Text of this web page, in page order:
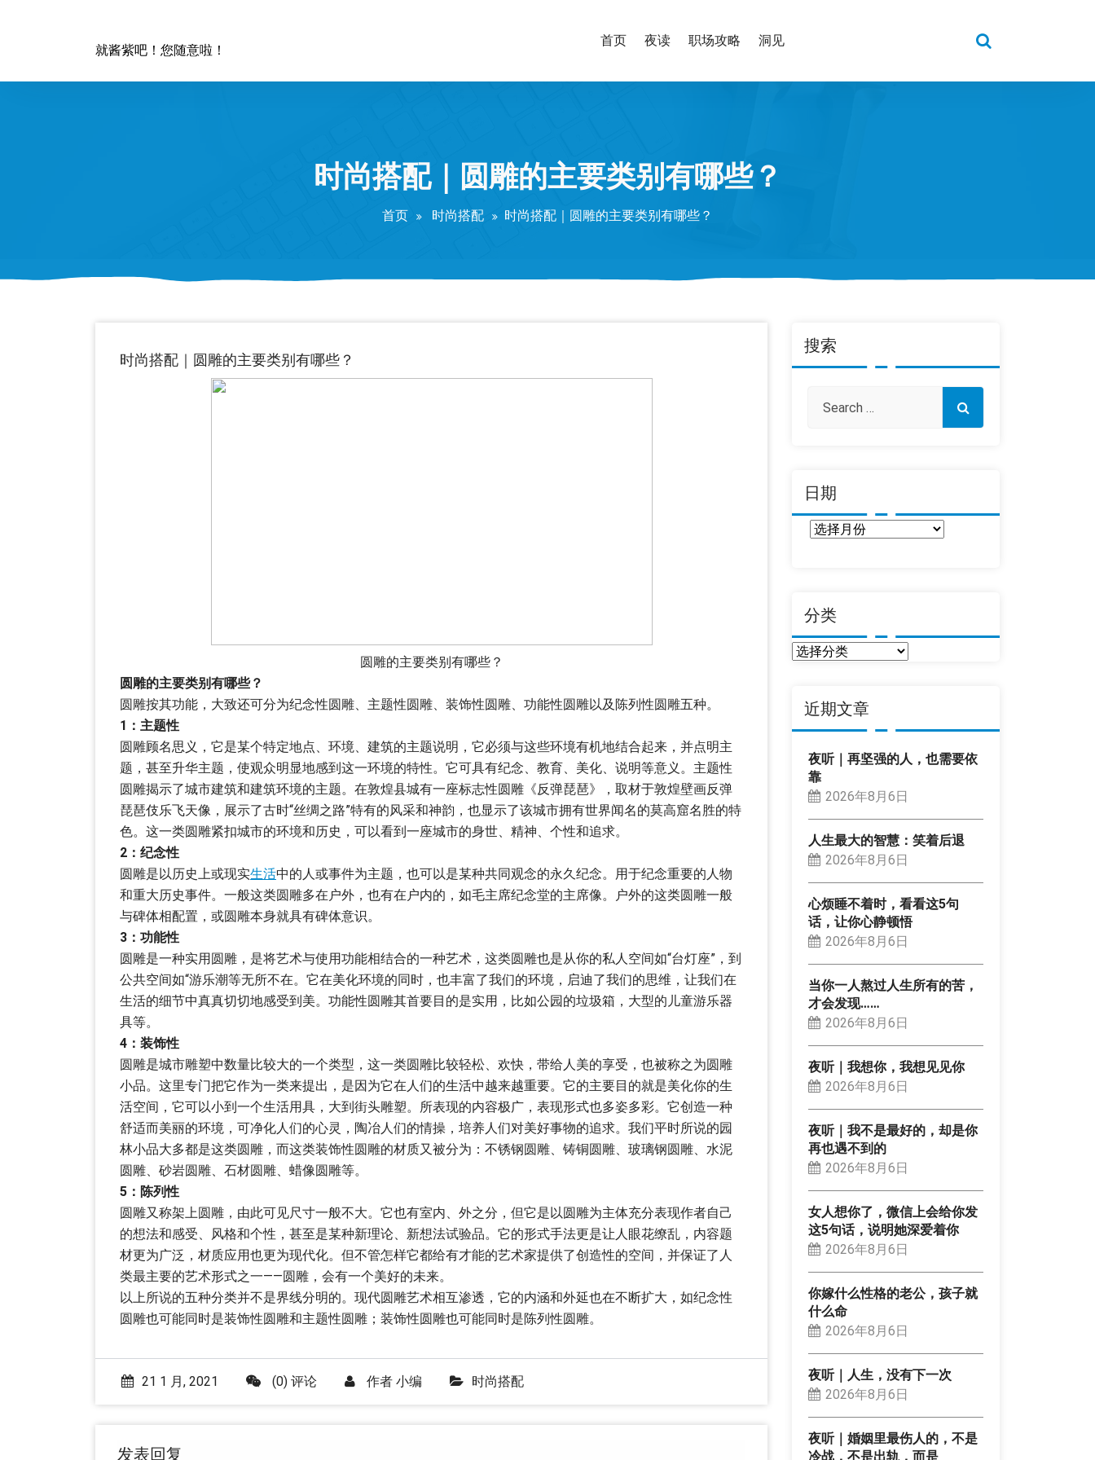
就酱紫吧！您随意啦！
首页 夜读 职场攻略 洞见
时尚搭配｜圆雕的主要类别有哪些？
首页 时尚搭配 时尚搭配｜圆雕的主要类别有哪些？
时尚搭配｜圆雕的主要类别有哪些？
圆雕的主要类别有哪些？
圆雕的主要类别有哪些？
圆雕按其功能，大致还可分为纪念性圆雕、主题性圆雕、装饰性圆雕、功能性圆雕以及陈列性圆雕五种。
1：主题性
圆雕顾名思义，它是某个特定地点、环境、建筑的主题说明，它必须与这些环境有机地结合起来，并点明主
题，甚至升华主题，使观众明显地感到这一环境的特性。它可具有纪念、教育、美化、说明等意义。主题性
圆雕揭示了城市建筑和建筑环境的主题。在敦煌县城有一座标志性圆雕《反弹琵琶》，取材于敦煌壁画反弹
琵琶伎乐飞天像，展示了古时“丝绸之路”特有的风采和神韵，也显示了该城市拥有世界闻名的莫高窟名胜的特
色。这一类圆雕紧扣城市的环境和历史，可以看到一座城市的身世、精神、个性和追求。
2：纪念性
圆雕是以历史上或现实生活中的人或事件为主题，也可以是某种共同观念的永久纪念。用于纪念重要的人物
和重大历史事件。一般这类圆雕多在户外，也有在户内的，如毛主席纪念堂的主席像。户外的这类圆雕一般
与碑体相配置，或圆雕本身就具有碑体意识。
3：功能性
圆雕是一种实用圆雕，是将艺术与使用功能相结合的一种艺术，这类圆雕也是从你的私人空间如“台灯座”，到
公共空间如“游乐潮等无所不在。它在美化环境的同时，也丰富了我们的环境，启迪了我们的思维，让我们在
生活的细节中真真切切地感受到美。功能性圆雕其首要目的是实用，比如公园的垃圾箱，大型的儿童游乐器
具等。
4：装饰性
圆雕是城市雕塑中数量比较大的一个类型，这一类圆雕比较轻松、欢快，带给人美的享受，也被称之为圆雕
小品。这里专门把它作为一类来提出，是因为它在人们的生活中越来越重要。它的主要目的就是美化你的生
活空间，它可以小到一个生活用具，大到街头雕塑。所表现的内容极广，表现形式也多姿多彩。它创造一种
舒适而美丽的环境，可净化人们的心灵，陶冶人们的情操，培养人们对美好事物的追求。我们平时所说的园
林小品大多都是这类圆雕，而这类装饰性圆雕的材质又被分为：不锈钢圆雕、铸铜圆雕、玻璃钢圆雕、水泥
圆雕、砂岩圆雕、石材圆雕、蜡像圆雕等。
5：陈列性
圆雕又称架上圆雕，由此可见尺寸一般不大。它也有室内、外之分，但它是以圆雕为主体充分表现作者自己
的想法和感受、风格和个性，甚至是某种新理论、新想法试验品。它的形式手法更是让人眼花缭乱，内容题
材更为广泛，材质应用也更为现代化。但不管怎样它都给有才能的艺术家提供了创造性的空间，并保证了人
类最主要的艺术形式之一——圆雕，会有一个美好的未来。
以上所说的五种分类并不是界线分明的。现代圆雕艺术相互渗透，它的内涵和外延也在不断扩大，如纪念性
圆雕也可能同时是装饰性圆雕和主题性圆雕；装饰性圆雕也可能同时是陈列性圆雕。
21 1 月, 2021 (0) 评论 作者 小编 时尚搭配
发表回复
搜索
日期
分类
分
近期文章
夜听｜再坚强的人，也需要依
靠
2026年8月6日
人生最大的智慧：笑着后退
2026年8月6日
心烦睡不着时，看看这5句
话，让你心静顿悟
2026年8月6日
当你一人熬过人生所有的苦，
才会发现……
2026年8月6日
夜听｜我想你，我想见见你
2026年8月6日
夜听｜我不是最好的，却是你
再也遇不到的
2026年8月6日
女人想你了，微信上会给你发
这5句话，说明她深爱着你
2026年8月6日
你嫁什么性格的老公，孩子就
什么命
2026年8月6日
夜听｜人生，没有下一次
2026年8月6日
夜听｜婚姻里最伤人的，不是
冷战，不是出轨，而是